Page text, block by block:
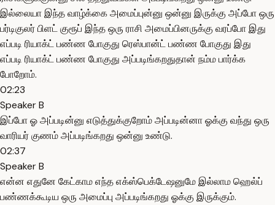
இல்லையா இந்த வாழ்க்கை அமைப்புன்னு ஒன்னு இருக்கு அப்போ ஒரு
பர்டிகுலர் பிளட் குரூப் இந்த ஒரு ராசி அமைப்பினருக்கு வரப்போ இது
எப்படி ரியாக்ட் பண்ண போகுது ரெஸ்பான்ட் பண்ண போகுது இது
எப்படி ரியாக்ட் பண்ண போகுது அப்படிங்கறதுதான் நம்ம பார்க்க
போறோம்.
02:23
Speaker B
இப்போ ஓ அப்படின்னு எடுத்துக்குறோம் அப்படின்னா ஓக்கு வந்து ஒரு
வாரியர் குணம் அப்படிங்கறது ஒன்னு உண்டு.
02:37
Speaker B
என்ன எதுனே கேட்காம எந்த எக்ஸ்பெக்டேஷனுமே இல்லாம ஹெல்ப்
பண்ணக்கூடிய ஒரு அமைப்பு அப்படிங்கறது ஓக்கு இருக்கும்.